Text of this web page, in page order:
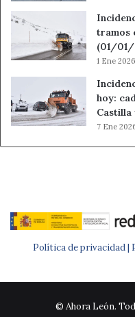
tramos
(01/01/
1 Ene 2026
hoy:
Castilla
7 Ene
Política de privacidad |
© Ahora León.